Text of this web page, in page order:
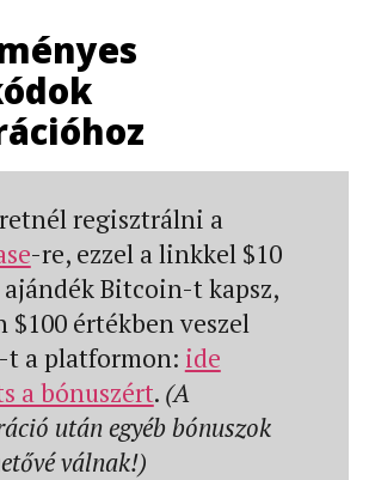
regisztrálni a
-re, ezzel a linkkel $10
Bitcoin-t kapsz,
$100 értékben veszel
t a platformon: ide
a bónuszért. (A
után egyéb bónuszok
válnak!)